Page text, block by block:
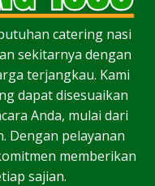
catering nasi
sekitarnya dengan
terjangkau. Kami
dapat disesuaikan
Anda, mulai dari
Dengan pelayanan
memberikan
sajian.